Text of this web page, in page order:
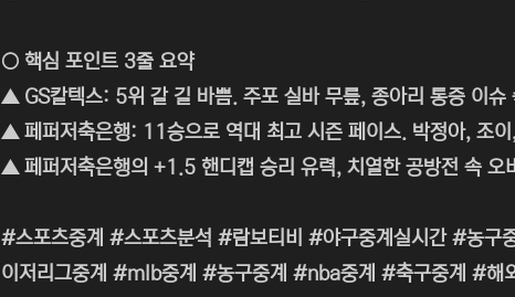
○ 핵심 포인트 3줄 요약
▲ GS칼텍스: 5위 갈 길 바쁨. 주포 실바 무릎, 종아리 통증 이슈
▲ 페퍼저축은행: 11승으로 역대 최고 시즌 페이스. 박정아, 조
▲ 페퍼저축은행의 +1.5 핸디캡 승리 유력, 치열한 공방전 속 오
#스포츠중계 #스포츠분석 #람보티비 #야구중계실시간 #농구
이저리그중계 #mlb중계 #농구중계 #nba중계 #축구중계 #해